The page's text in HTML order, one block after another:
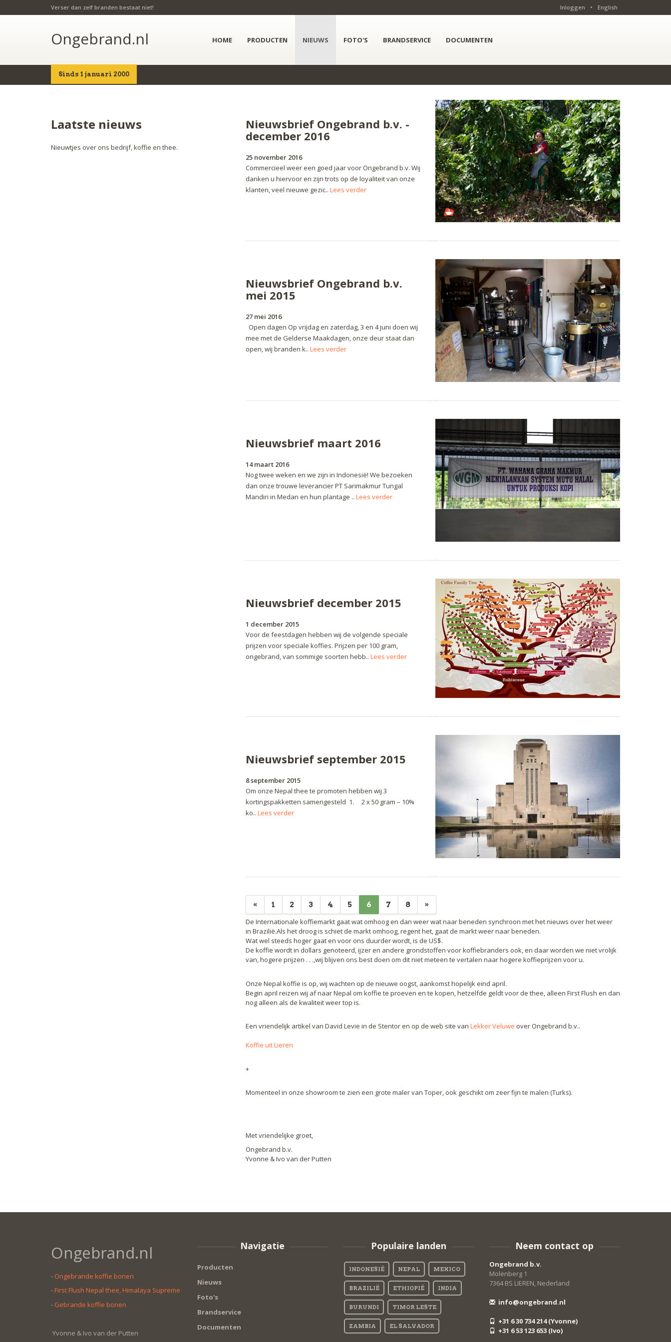
Verser dan zelf branden bestaat niet! Inloggen • English
Ongebrand.nl
Sinds 1 januari 2000
HOME PRODUCTEN NIEUWS FOTO'S BRANDSERVICE DOCUMENTEN
Home Nieuws
Nieuwsbrief Ongebrand b.v. -
december 2016
25 november 2016
Commercieel weer een goed jaar voor Ongebrand b.v. Wij
danken u hiervoor en zijn trots op de loyaliteit van onze
klanten, veel nieuwe gezic.. Lees verder
Nieuwsbrief Ongebrand b.v.
mei 2015
27 mei 2016
Open dagen Op vrijdag en zaterdag, 3 en 4 juni doen wij
mee met de Gelderse Maakdagen, onze deur staat dan
open, wij branden k.. Lees verder
Nieuwsbrief maart 2016
14 maart 2016
Nog twee weken en we zijn in Indonesië! We bezoeken
dan onze trouwe leverancier PT Sarimakmur Tungal
Mandiri in Medan en hun plantage .. Lees verder
Nieuwsbrief december 2015
1 december 2015
Voor de feestdagen hebben wij de volgende speciale
prijzen voor speciale koffies. Prijzen per 100 gram,
ongebrand, van sommige soorten hebb.. Lees verder
Nieuwsbrief september 2015
8 september 2015
Om onze Nepal thee te promoten hebben wij 3
kortingspakketten samengesteld 1. 2 x 50 gram – 10%
ko.. Lees verder
« 1 2 3 4 5 6 7 8
»
De Internationale koffiemarkt gaat wat omhoog en dan weer wat naar beneden synchroon met het nieuws over het weer
in Brazilië.Als het droog is schiet de markt omhoog, regent het, gaat de markt weer naar beneden.
Wat wel steeds hoger gaat en voor ons duurder wordt, is de US$.
De koffie wordt in dollars genoteerd, ijzer en andere grondstoffen voor koffiebranders ook, en daar worden we niet vrolijk
van, hogere prijzen . . .,wij blijven ons best doen om dit niet meteen te vertalen naar hogere koffieprijzen voor u.
Onze Nepal koffie is op, wij wachten op de nieuwe oogst, aankomst hopelijk eind april.
Begin april reizen wij af naar Nepal om koffie te proeven en te kopen, hetzelfde geldt voor de thee, alleen First Flush en dan
nog alleen als de kwaliteit weer top is.
Een vriendelijk artikel van David Levie in de Stentor en op de web site van Lekker Veluwe over Ongebrand b.v..
Koffie uit Lieren
+
Momenteel in onze showroom te zien een grote maler van Toper, ook geschikt om zeer fijn te malen (Turks).
Met vriendelijke groet,
Ongebrand b.v.
Yvonne & Ivo van der Putten
Laatste nieuws
Nieuwtjes over ons bedrijf, koffie en thee.
Ongebrand.nl
- Ongebrande koffie bonen
-First Flush Nepal thee, Himalaya Supreme
- Gebrande koffie bonen
Yvonne & Ivo van der Putten
Navigatie
Producten
Nieuws
Foto's
Brandservice
Documenten
Populaire landen
INDONESIË NEPAL MEXICO
BRAZILIË ETHIOPIË INDIA
BURUNDI TIMOR LESTE
ZAMBIA EL SALVADOR
Neem contact op
Ongebrand b.v.
Molenberg 1
7364 BS LIEREN, Nederland
info@ongebrand.nl
+31 6 30 734 214 (Yvonne)
+31 6 53 123 653 (Ivo)